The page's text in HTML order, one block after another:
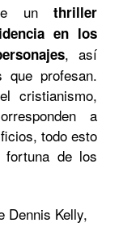
unthriller
en los
, así
profesan.
cristianismo,
a
todo esto
de los